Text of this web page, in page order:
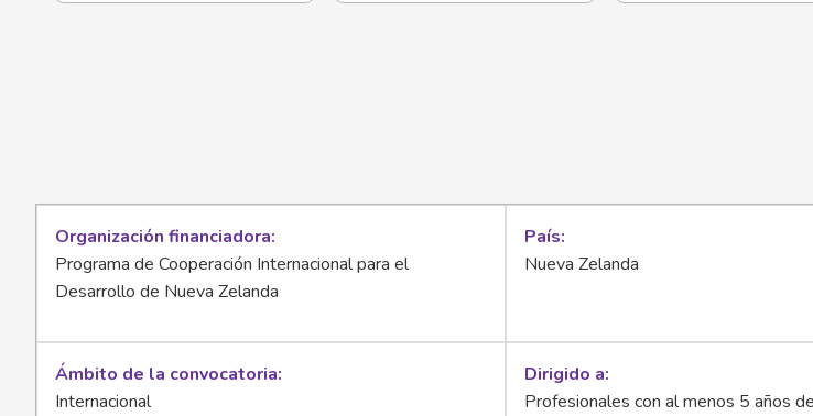
Organización financiadora
Programa de Cooperación Internacional para el
Desarrollo de Nueva Zelanda
País
Nueva Zelanda
Ámbito de la convocatoria
Internacional
Dirigido a
Profesionales con al menos 5 años